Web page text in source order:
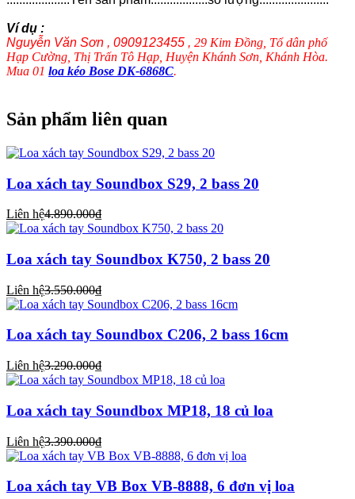
Ví dụ :
Nguyễn Văn Sơn , 0909123455 , 29 Kim Đồng, Tổ dân phố
Hạp Cường, Thị Trấn Tô Hạp, Huyện Khánh Sơn, Khánh Hòa.
Mua 01 loa kéo Bose DK-6868C.
Sản phẩm liên quan
Loa xách tay Soundbox S29, 2 bass 20
Liên hệ4.890.000₫
Loa xách tay Soundbox K750, 2 bass 20
Liên hệ3.550.000₫
Loa xách tay Soundbox C206, 2 bass 16cm
Liên hệ3.290.000₫
Loa xách tay Soundbox MP18, 18 củ loa
Liên hệ3.390.000₫
Loa xách tay VB Box VB-8888, 6 đơn vị loa